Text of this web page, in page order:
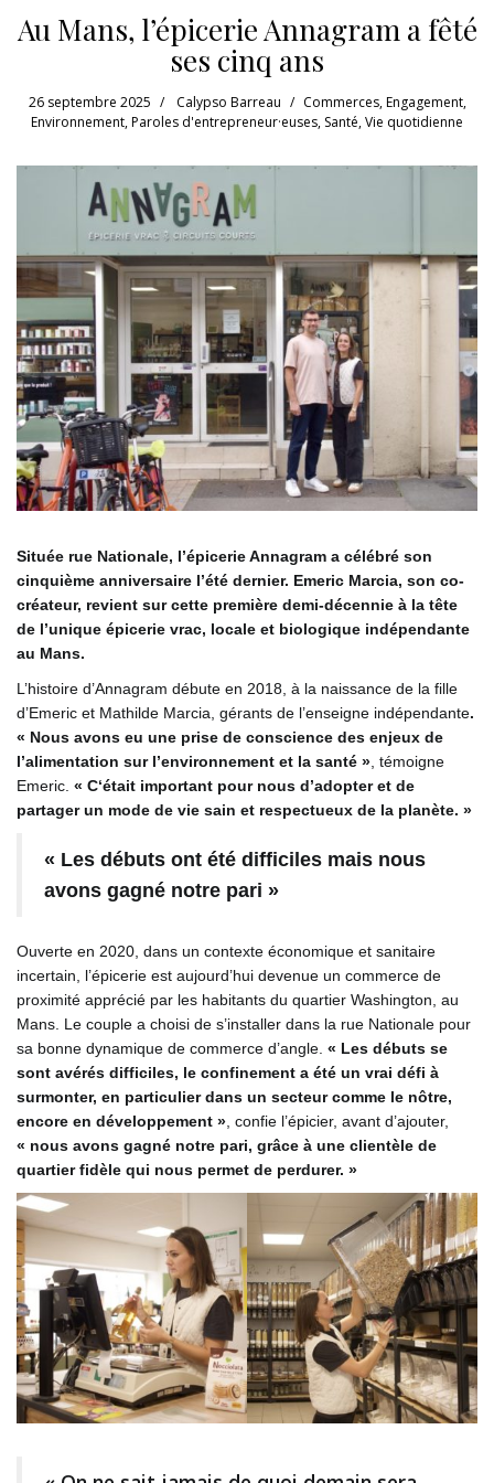
Au Mans, l’épicerie Annagram a fêté
ses cinq ans
26 septembre 2025 Calypso Barreau Commerces,Engagement,
Environnement,Paroles d'entrepreneur·euses, Santé,Vie quotidienne
Située rue Nationale, l’épicerie Annagram a célébré son
cinquième anniversaire l’été dernier. Emeric Marcia, son co-
créateur, revient sur cette première demi-décennie à la tête
de l’unique épicerie vrac, locale et biologique indépendante
au Mans.
L’histoire d’Annagram débute en 2018, à la naissance de la fille
d’Emeric et Mathilde Marcia, gérants de l’enseigne indépendante.
« Nous avons eu une prise de conscience des enjeux de
l’alimentation sur l’environnement et la santé », témoigne
Emeric. « C‘était important pour nous d’adopter et de
partager un mode de vie sain et respectueux de la planète. »
« Les débuts ont été difficiles mais nous
avons gagné notre pari »
Ouverte en 2020, dans un contexte économique et sanitaire
incertain, l’épicerie est aujourd’hui devenue un commerce de
proximité apprécié par les habitants du quartier Washington, au
Mans. Le couple a choisi de s’installer dans la rue Nationale pour
sa bonne dynamique de commerce d’angle. « Les débuts se
sont avérés difficiles, le confinement a été un vrai défi à
surmonter, en particulier dans un secteur comme le nôtre,
encore en développement », confie l’épicier, avant d’ajouter,
« nous avons gagné notre pari, grâce à une clientèle de
quartier fidèle qui nous permet de perdurer. »